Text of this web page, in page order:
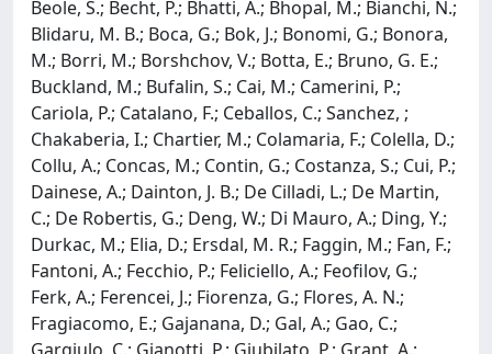
Beole, S.; Becht, P.; Bhatti, A.; Bhopal, M.; Bianchi, N.;
Blidaru, M. B.; Boca, G.; Bok, J.; Bonomi, G.; Bonora,
M.; Borri, M.; Borshchov, V.; Botta, E.; Bruno, G. E.;
Buckland, M.; Bufalin, S.; Cai, M.; Camerini, P.;
Cariola, P.; Catalano, F.; Ceballos, C.; Sanchez, ;
Chakaberia, I.; Chartier, M.; Colamaria, F.; Colella, D.;
Collu, A.; Concas, M.; Contin, G.; Costanza, S.; Cui, P.;
Dainese, A.; Dainton, J. B.; De Cilladi, L.; De Martin,
C.; De Robertis, G.; Deng, W.; Di Mauro, A.; Ding, Y.;
Durkac, M.; Elia, D.; Ersdal, M. R.; Faggin, M.; Fan, F.;
Fantoni, A.; Fecchio, P.; Feliciello, A.; Feofilov, G.;
Ferk, A.; Ferencei, J.; Fiorenza, G.; Flores, A. N.;
Fragiacomo, E.; Gajanana, D.; Gal, A.; Gao, C.;